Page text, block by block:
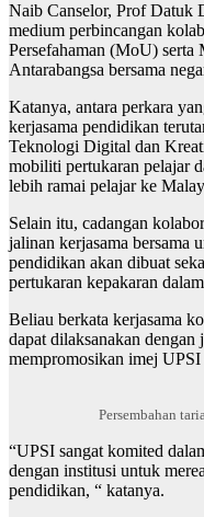
Naib Canselor, Prof Datuk
medium perbincangan
Persefahaman (MoU)
Antarabangsa bersama
Katanya, antara perkara
kerjasama pendidikan
Teknologi Digital dan
mobiliti pertukaran pelajar
lebih ramai pelajar ke
Selain itu, cadangan
jalinan kerjasama bersama
pendidikan akan dibuat
pertukaran kepakaran
Beliau berkata kerjasama
dapat dilaksanakan dengan
mempromosikan imej
Persembahan
“UPSI sangat komited
dengan institusi untuk
pendidikan, “ katanya.